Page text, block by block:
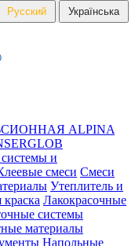
Русский Українська
ALPINA
и
смеси Смеси
Утеплитель и
Лакокрасочные
системы
материалы
Напольные